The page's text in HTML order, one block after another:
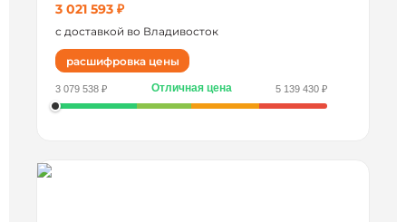
3 021 593 ₽
с доставкой во Владивосток
расшифровка цены
3 079 538 ₽ Отличная цена 5 139 430 ₽